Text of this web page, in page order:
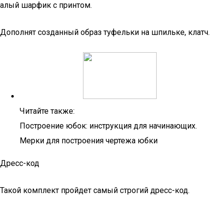
алый шарфик с принтом.
Дополнят созданный образ туфельки на шпильке, клатч.
Читайте также:
Построение юбок: инструкция для начинающих.
Мерки для построения чертежа юбки
Дресс-код
Такой комплект пройдет самый строгий дресс-код.